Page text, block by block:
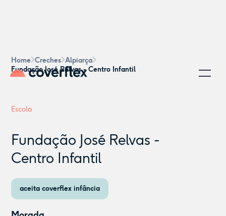
Home Creches Alpiarça
Fundação José Relvas - Centro Infantil
Escola
Fundação José Relvas -
Centro Infantil
aceita coverflex infância